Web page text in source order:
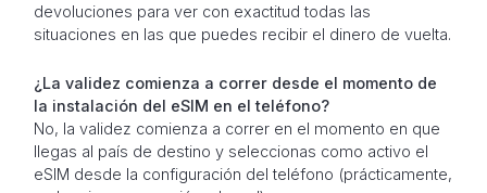
devoluciones para ver con exactitud todas las
situaciones en las que puedes recibir el dinero de vuelta.
¿La validez comienza a correr desde el momento de
la instalación del eSIM en el teléfono?
No, la validez comienza a correr en el momento en que
llegas al país de destino y seleccionas como activo el
eSIM desde la configuración del teléfono (prácticamente,